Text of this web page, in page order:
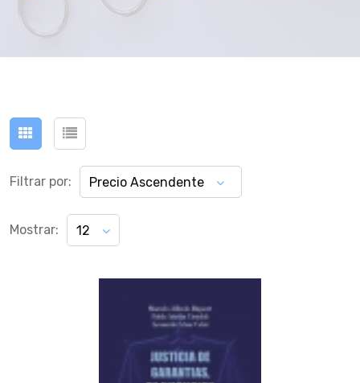
Filtrar por: Precio Ascendente
Mostrar: 12